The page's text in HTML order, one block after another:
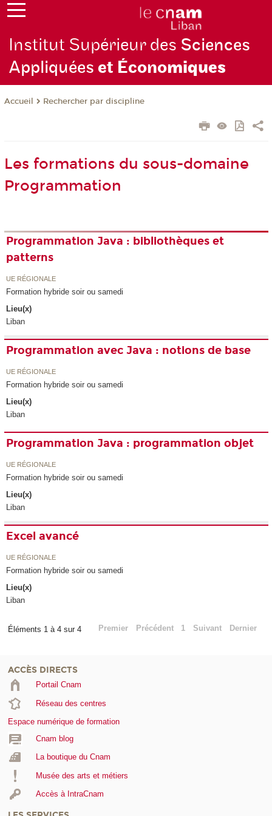
Institut Supérieur des Sciences
Appliquéeset Économiques
Accueil Rechercher par discipline
Les formations du sous-domaine
Programmation
Programmation Java : bibliothèques et
patterns
UE RÉGIONALE
Formation hybride soir ou samedi
Lieu(x)
Liban
Programmation avec Java : notions de base
UE RÉGIONALE
Formation hybride soir ou samedi
Lieu(x)
Liban
Programmation Java : programmation objet
UE RÉGIONALE
Formation hybride soir ou samedi
Lieu(x)
Liban
Excel avancé
UE RÉGIONALE
Formation hybride soir ou samedi
Lieu(x)
Liban
Éléments 1 à 4 sur 4 Premier Précédent 1 Suivant Dernier
ACCÈS DIRECTS
Portail Cnam
Réseau des centres
Espace numérique de formation
Cnam blog
La boutique du Cnam
Musée des arts et métiers
Accès à IntraCnam